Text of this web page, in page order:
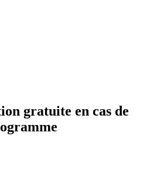
gratuite en cas de